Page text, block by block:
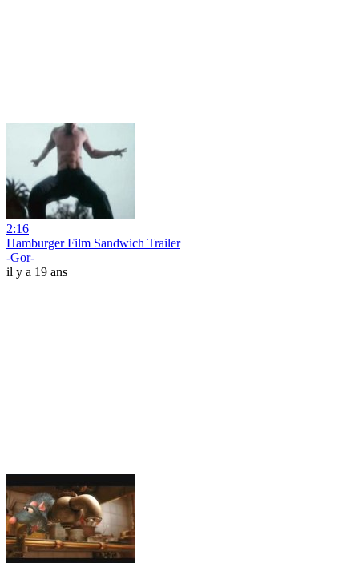
2:16
Hamburger Film Sandwich Trailer
-Gor-
il y a 19 ans